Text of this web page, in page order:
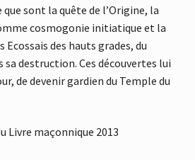
sont la quête de l’Origine, la
cosmogonie initiatique et la
des hauts grades, du
sa destruction. Ces découvertes lui
de devenir gardien du Temple du
Livre maçonnique 2013